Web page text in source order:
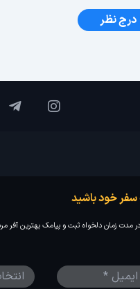
درج نظر
خود باشید
مدت زمان دلخواه ثبت و پیامک بهترین آفر